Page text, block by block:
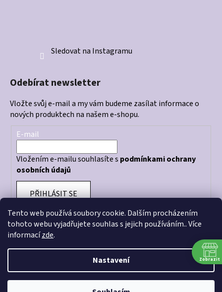
Tento web používá soubory cookie. Dalším procházením
tohoto webu vyjadřujete souhlas s jejich používáním.. Více
informacízde.
Nastavení
Sledovat na Instagramu
Odebírat newsletter
Vložte svůj e-mail a my vám budeme zasílat informace o
nových produktech na našem e-shopu.
E-mail
Vložením e-mailu souhlasíte s podmínkami ochrany
osobních údajů
PŘIHLÁSIT SE
Otevírací doba prodejny: PO - PÁ 10:00 - 18:00 Zobrazit